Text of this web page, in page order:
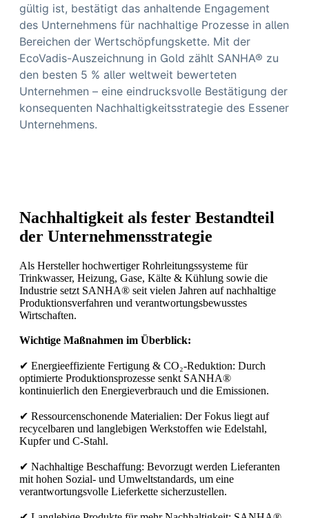
gültig ist, bestätigt das anhaltende Engagement
des Unternehmens für nachhaltige Prozesse in allen
Bereichen der Wertschöpfungskette. Mit der
EcoVadis-Auszeichnung in Gold zählt SANHA® zu
den besten 5 % aller weltweit bewerteten
Unternehmen – eine eindrucksvolle Bestätigung der
konsequenten Nachhaltigkeitsstrategie des Essener
Unternehmens.
Nachhaltigkeit als fester Bestandteil
der Unternehmensstrategie
Als Hersteller hochwertiger Rohrleitungssysteme für
Trinkwasser, Heizung, Gase, Kälte & Kühlung sowie die
Industrie setzt SANHA® seit vielen Jahren auf nachhaltige
Produktionsverfahren und verantwortungsbewusstes
Wirtschaften.
Wichtige Maßnahmen im Überblick:
✔ Energieeffiziente Fertigung & CO₂-Reduktion: Durch
optimierte Produktionsprozesse senkt SANHA®
kontinuierlich den Energieverbrauch und die Emissionen.
✔ Ressourcenschonende Materialien: Der Fokus liegt auf
recycelbaren und langlebigen Werkstoffen wie Edelstahl,
Kupfer und C-Stahl.
✔ Nachhaltige Beschaffung: Bevorzugt werden Lieferanten
mit hohen Sozial- und Umweltstandards, um eine
verantwortungsvolle Lieferkette sicherzustellen.